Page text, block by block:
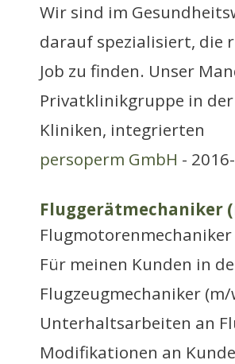
Wir sind im
darauf spezialisiert, die
Job zu finden. Unser
Privatklinikgruppe in
Kliniken, integrierten
persoperm GmbH -
Fluggerätmechaniker
Für meinen Kunden in
Flugzeugmechaniker
Unterhaltsarbeiten an
Modifikationen an